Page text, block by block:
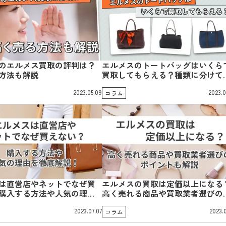
エルメス買取の評判は？
法も解説
2023.05.09
エルメスのトートバッグはいくら
買取してもらえる？種類に分けて
介
コラム
直営店やネットでなぜ買
入する方法や人気の理由
2023.07.07
エルメスの買取は定価以上になる
高く売れる商品や買取業者選びの
イントも解説
コラム